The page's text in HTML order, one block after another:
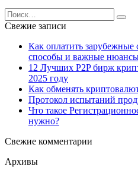
Search
for:
Свежие записи
Как оплатить зарубежные
способы и важные
12 Лучших P2P бирж
2025 году
Как обменять
Протокол испытаний
Что такое
нужно?
Свежие комментарии
Архивы